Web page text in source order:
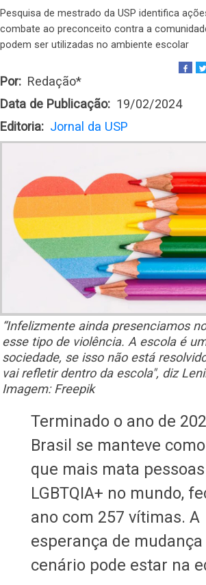
Pesquisa de mestrado da USP identifica
combate ao preconceito contra a
podem ser utilizadas no ambiente escolar
Por
Redação*
Data de Publicação
19/02/2024
Editoria
Jornal da USP
“Infelizmente ainda presenciamos
esse tipo de violência. A escola é
sociedade, se isso não está
vai refletir dentro da escola", diz
Imagem: Freepik
Terminado o ano de
Brasil se manteve
que mais mata pessoas
LGBTQIA+ no mundo,
ano com 257 vítimas. A
esperança de
cenário pode estar na